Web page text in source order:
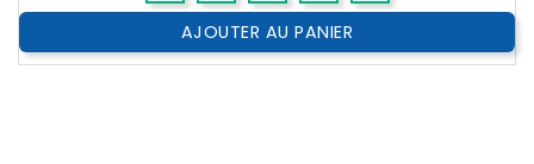
AJOUTER AU PANIER